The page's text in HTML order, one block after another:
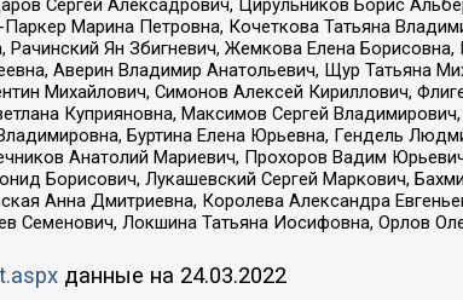
Сергей Алексадрович, Цирульников Борис
Марина Петровна, Кочеткова Татьяна
Рачинский Ян Збигневич, Жемкова Елена
Аверин Владимир Анатольевич, Щур Татьяна
Михайлович, Симонов Алексей Кириллович,
Куприяновна, Максимов Сергей
Буртина Елена Юрьевна, Гендель
Анатолий Мариевич, Прохоров Вадим
Борисович, Лукашевский Сергей Маркович,
Анна Дмитриевна, Королева Александра
Семенович, Локшина Татьяна Иосифовна, Орлов
данные на 24.03.2022